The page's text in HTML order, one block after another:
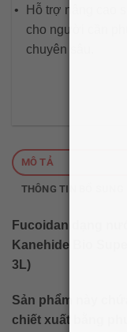
Hỗ trợ nâng cao
cho người cần
chuyên sâu.
MÔ TẢ
THÔNG TIN BỔ SUNG
Fucoidan dạng
Kanehide Bio
3L)
Sản phẩm này
chiết xuất bằng